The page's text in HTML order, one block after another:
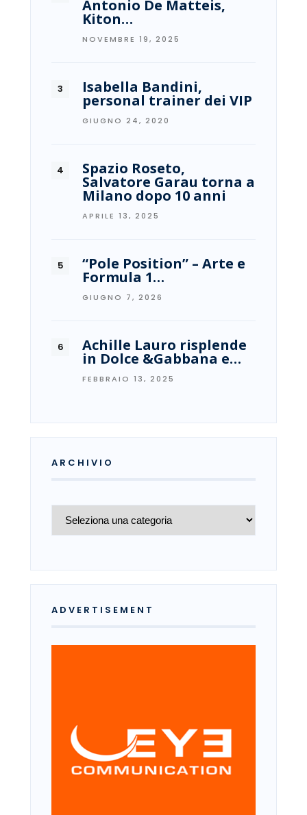
Antonio De Matteis,
Kiton…
NOVEMBRE 19, 2025
Isabella Bandini,
personal trainer dei VIP
GIUGNO 24, 2020
Spazio Roseto,
Salvatore Garau torna a
Milano dopo 10 anni
APRILE 13, 2025
“Pole Position” – Arte e
Formula 1…
GIUGNO 7, 2026
Achille Lauro risplende
in Dolce &Gabbana e…
FEBBRAIO 13, 2025
ARCHIVIO
Archivio
ADVERTISEMENT